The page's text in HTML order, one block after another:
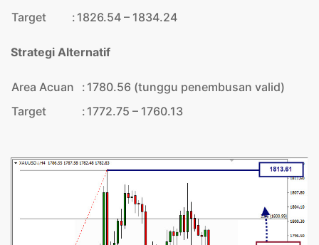
Target : 1826.54 – 1834.24
Strategi Alternatif
Area Acuan : 1780.56 (tunggu penembusan valid)
Target
: 1772.75 – 1760.13